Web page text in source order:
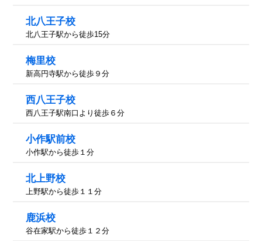
北八王子校
北八王子駅から徒歩15分
梅里校
新高円寺駅から徒歩９分
西八王子校
西八王子駅南口より徒歩６分
小作駅前校
小作駅から徒歩１分
北上野校
上野駅から徒歩１１分
鹿浜校
谷在家駅から徒歩１２分